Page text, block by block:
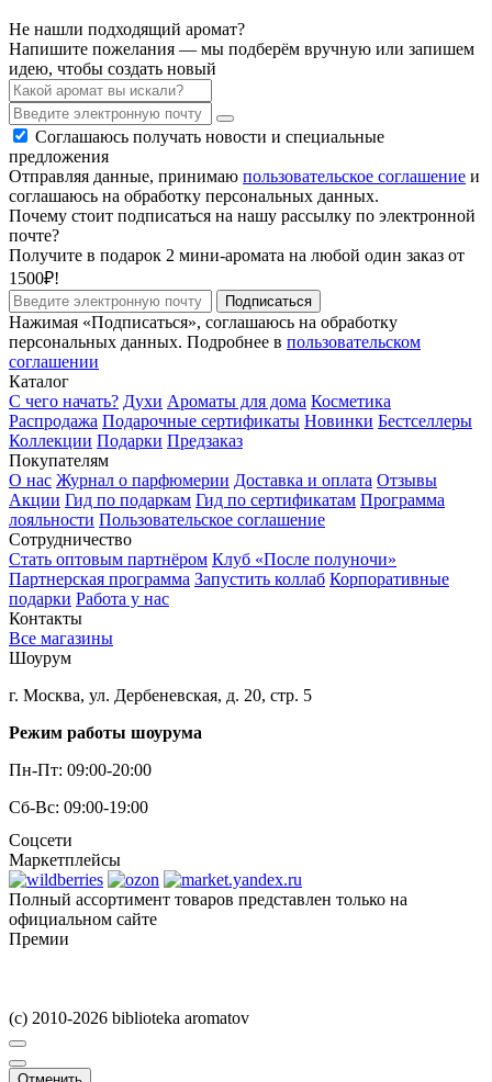
Не нашли подходящий аромат?
Напишите пожелания — мы подберём вручную или запишем
идею, чтобы создать новый
Соглашаюсь получать новости и специальные
предложения
Отправляя данные, принимаю пользовательское соглашение и
соглашаюсь на обработку персональных данных.
Почему стоит подписаться на нашу рассылку по электронной
почте?
Получите в подарок 2 мини-аромата на любой один заказ от
1500₽!
Подписаться
Нажимая «Подписаться», соглашаюсь на обработку
персональных данных. Подробнее в пользовательском
соглашении
Каталог
С чего начать? Духи Ароматы для дома Косметика
Распродажа Подарочные сертификаты Новинки Бестселлеры
Коллекции Подарки Предзаказ
Покупателям
О нас Журнал о парфюмерии Доставка и оплата Отзывы
Акции Гид по подаркам Гид по сертификатам Программа
лояльности Пользовательское соглашение
Сотрудничество
Стать оптовым партнёром Клуб «После полуночи»
Партнерская программа Запустить коллаб Корпоративные
подарки Работа у нас
Контакты
Все магазины
Шоурум
г. Москва, ул. Дербеневская, д. 20, стр. 5
Режим работы шоурума
Пн-Пт: 09:00-20:00
Сб-Вс: 09:00-19:00
Соцсети
Маркетплейсы
Полный ассортимент товаров представлен только на
официальном сайте
Премии
(c) 2010-2026 biblioteka aromatov